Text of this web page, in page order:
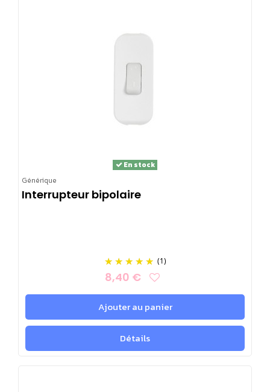
Générique
En stock
Interrupteur bipolaire
(1)
8,40 €
Ajouter au panier
Détails